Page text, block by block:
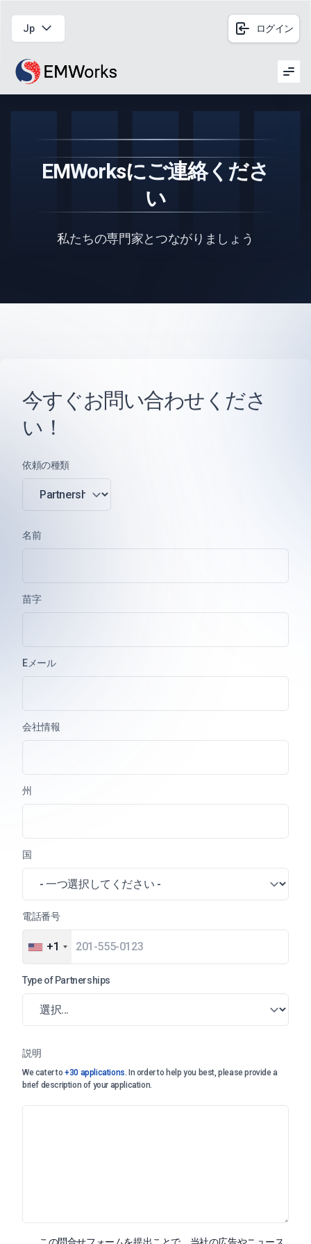
Jp ログイン
EMWorksにご連絡くださ
い
私たちの専門家とつながりましょう
今すぐお問い合わせくださ
い！
依頼の種類
名前
苗字
Eメール
会社情報
州
国
電話番号
+1
Type of Partnerships
説明
We cater to+30 applications. In order to help you best, please provide a
brief description of your application.